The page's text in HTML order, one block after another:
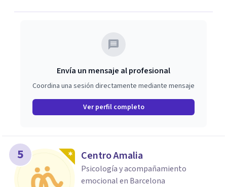
Envía un mensaje al profesional
Coordina una sesión directamente mediante mensaje
Ver perfil completo
5 Centro Amalia
Psicología y acompañamiento
emocional en Barcelona